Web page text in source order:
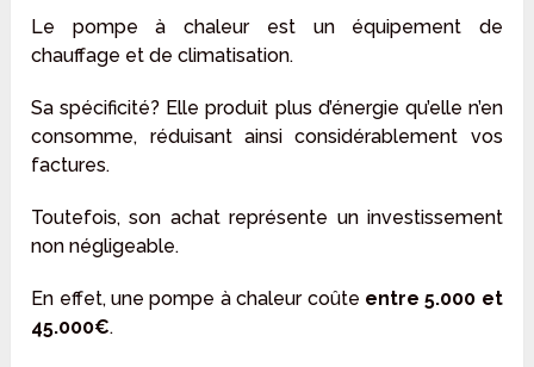
Le pompe à chaleur est un équipement de
chauffage et de climatisation.
Sa spécificité? Elle produit plus d’énergie qu’elle n’en
consomme, réduisant ainsi considérablement vos
factures.
Toutefois, son achat représente un investissement
non négligeable.
En effet, une pompe à chaleur coûte entre 5.000 et
45.000€.